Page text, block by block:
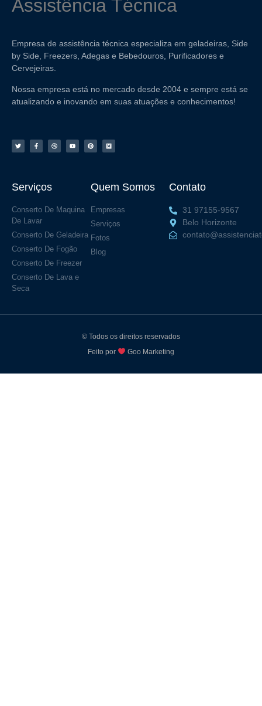
Assistência Técnica
Empresa de assistência técnica especializa em geladeiras, Side
by Side, Freezers, Adegas e Bebedouros, Purificadores e
Cervejeiras.
Nossa empresa está no mercado desde 2004 e sempre está se
atualizando e inovando em suas atuações e conhecimentos!
Serviços
Conserto De Maquina
De Lavar
Conserto De Geladeira
Conserto De Fogão
Conserto De Freezer
Conserto De Lava e
Seca
Quem Somos
Empresas
Serviços
Fotos
Blog
Contato
31 97155-9567
Belo Horizonte
© Todos os direitos reservados
Feito por
Goo Marketing